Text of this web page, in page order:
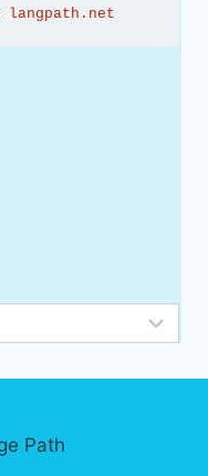
langpath.net
Path